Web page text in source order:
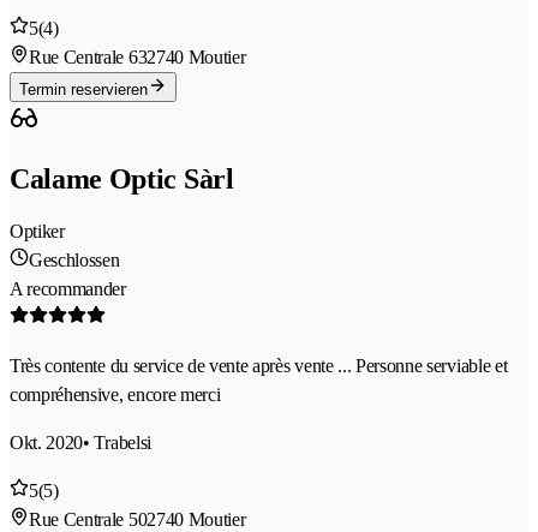
5(4)
Rue Centrale 632740 Moutier
Termin reservieren
Calame Optic Sàrl
Optiker
Geschlossen
A recommander
Très contente du service de vente après vente ... Personne serviable et
compréhensive, encore merci
Okt. 2020• Trabelsi
5(5)
Rue Centrale 502740 Moutier